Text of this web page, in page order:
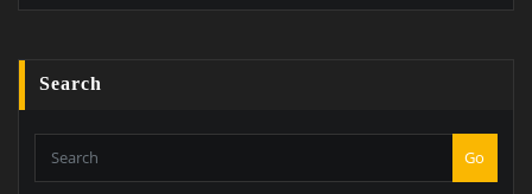
Search
Go